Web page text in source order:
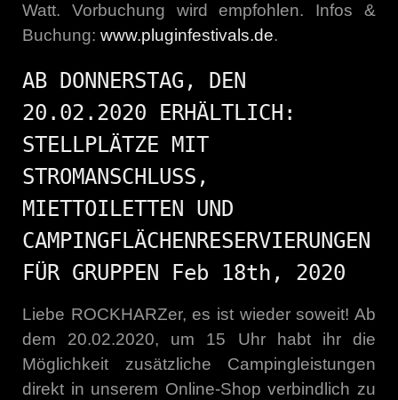
Watt. Vorbuchung wird empfohlen. Infos &
Buchung: www.pluginfestivals.de.
AB DONNERSTAG, DEN
20.02.2020 ERHÄLTLICH:
STELLPLÄTZE MIT
STROMANSCHLUSS,
MIETTOILETTEN UND
CAMPINGFLÄCHENRESERVIERUNGEN
FÜR GRUPPEN Feb 18th, 2020
Liebe ROCKHARZer, es ist wieder soweit! Ab
dem 20.02.2020, um 15 Uhr habt ihr die
Möglichkeit zusätzliche Campingleistungen
direkt in unserem Online-Shop verbindlich zu